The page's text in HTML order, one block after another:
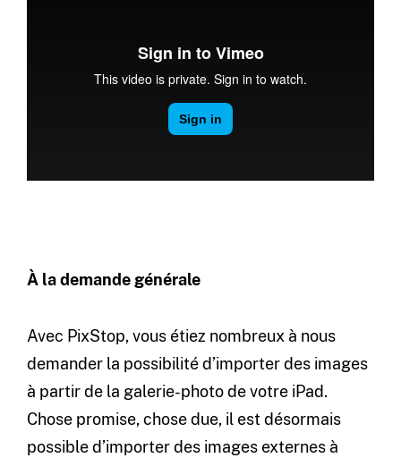
À la demande générale
Avec PixStop, vous étiez nombreux à nous
demander la possibilité d’importer des images
à partir de la galerie-photo de votre iPad.
Chose promise, chose due, il est désormais
possible d’importer des images externes à